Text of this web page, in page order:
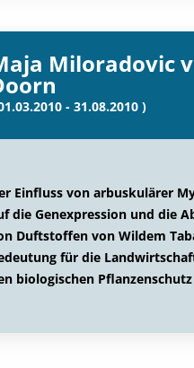
Miloradovic
- 31.08.2010 )
Einfluss von arbuskulärer
die Genexpression und die
Duftstoffen von Wildem
für die
biologischen Pflanzenschutz